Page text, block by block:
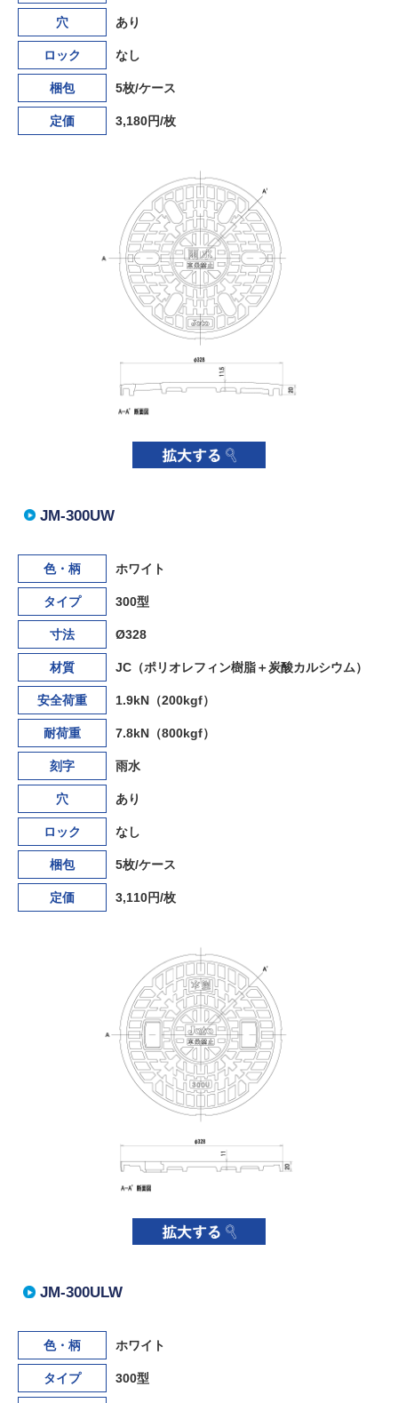
穴 あり
ロック なし
梱包 5枚/ケース
定価 3,180円/枚
JM-300UW
色・柄 ホワイト
タイプ 300型
寸法 Ø328
材質 JC（ポリオレフィン樹脂＋炭酸カルシウム）
安全荷重 1.9kN（200kgf）
耐荷重 7.8kN（800kgf）
刻字 雨水
穴 あり
ロック なし
梱包 5枚/ケース
定価 3,110円/枚
JM-300ULW
色・柄 ホワイト
タイプ 300型